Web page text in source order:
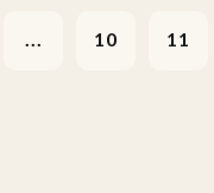
... 10 11